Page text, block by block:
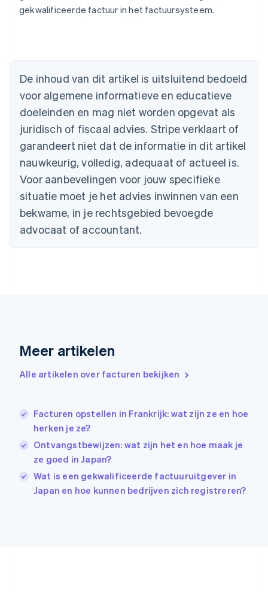
gekwalificeerde factuur in het factuursysteem.
De inhoud van dit artikel is uitsluitend bedoeld
voor algemene informatieve en educatieve
doeleinden en mag niet worden opgevat als
juridisch of fiscaal advies. Stripe verklaart of
garandeert niet dat de informatie in dit artikel
nauwkeurig, volledig, adequaat of actueel is.
Voor aanbevelingen voor jouw specifieke
situatie moet je het advies inwinnen van een
bekwame, in je rechtsgebied bevoegde
advocaat of accountant.
Meer artikelen
Alle artikelen over facturen bekijken
Facturen opstellen in Frankrijk: wat zijn ze en hoe
herken je ze?
Ontvangstbewijzen: wat zijn het en hoe maak je
ze goed in Japan?
Wat is een gekwalificeerde factuuruitgever in
Japan en hoe kunnen bedrijven zich registreren?
België
Brazilië
PortuguêsEnglish
Bulgarije
English
Canada
English Français
Cyprus
English
Denemarken
Duitsland
DeutschEnglish
Estland
English
Finland
Hongarije
Hongkong SAR, China
English
English
Italië
ItalianoEnglish
日本語English
Kroatië